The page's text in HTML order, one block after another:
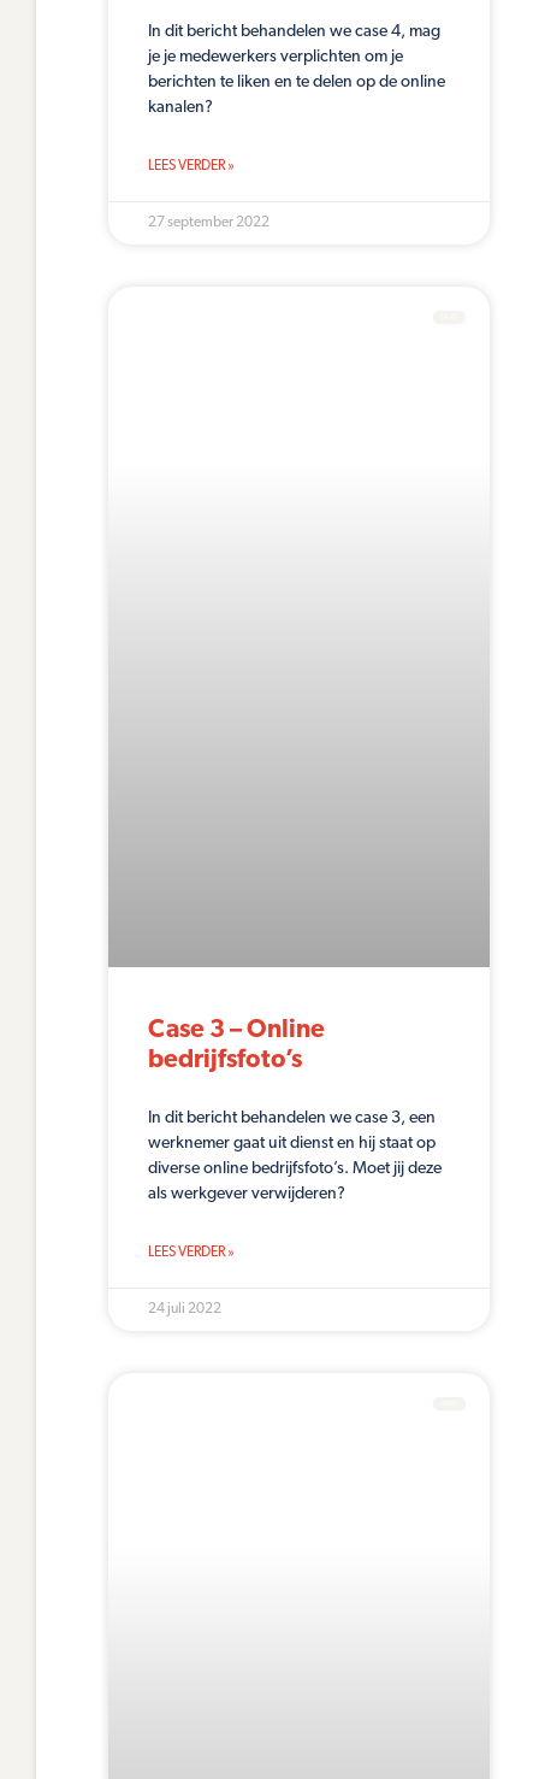
In dit bericht behandelen we case 4, mag
je je medewerkers verplichten om je
berichten te liken en te delen op de online
kanalen?
LEES VERDER »
27 september 2022
Case 3 – Online
bedrijfsfoto’s
In dit bericht behandelen we case 3, een
werknemer gaat uit dienst en hij staat op
diverse online bedrijfsfoto’s. Moet jij deze
als werkgever verwijderen?
LEES VERDER »
24 juli 2022